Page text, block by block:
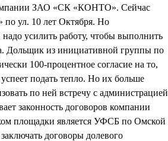
ЗАО «СК «КОНТО». Сейчас
по ул. 10 лет Октября. Но
усилить работу, чтобы выполнить
Дольщик из инициативной группы по
100-процентное согласие на то,
подать тепло. Но их больше
по ней встречу с администрацией
законность договоров компании
площадки является УФСБ по Омской
договоры долевого